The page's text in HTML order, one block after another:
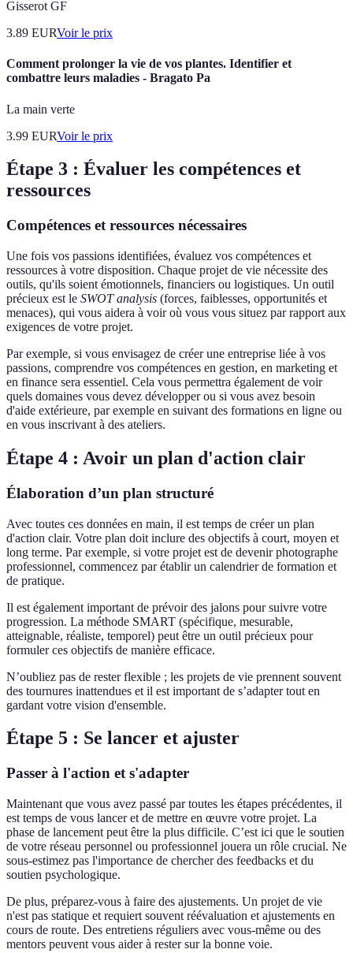
Gisserot GF
3.89 EURVoir le prix
Comment prolonger la vie de vos plantes. Identifier et
combattre leurs maladies - Bragato Pa
La main verte
3.99 EURVoir le prix
Étape 3 : Évaluer les compétences et
ressources
Compétences et ressources nécessaires
Une fois vos passions identifiées, évaluez vos compétences et
ressources à votre disposition. Chaque projet de vie nécessite des
outils, qu'ils soient émotionnels, financiers ou logistiques. Un outil
précieux est le SWOT analysis (forces, faiblesses, opportunités et
menaces), qui vous aidera à voir où vous vous situez par rapport aux
exigences de votre projet.
Par exemple, si vous envisagez de créer une entreprise liée à vos
passions, comprendre vos compétences en gestion, en marketing et
en finance sera essentiel. Cela vous permettra également de voir
quels domaines vous devez développer ou si vous avez besoin
d'aide extérieure, par exemple en suivant des formations en ligne ou
en vous inscrivant à des ateliers.
Étape 4 : Avoir un plan d'action clair
Élaboration d’un plan structuré
Avec toutes ces données en main, il est temps de créer un plan
d'action clair. Votre plan doit inclure des objectifs à court, moyen et
long terme. Par exemple, si votre projet est de devenir photographe
professionnel, commencez par établir un calendrier de formation et
de pratique.
Il est également important de prévoir des jalons pour suivre votre
progression. La méthode SMART (spécifique, mesurable,
atteignable, réaliste, temporel) peut être un outil précieux pour
formuler ces objectifs de manière efficace.
N’oubliez pas de rester flexible ; les projets de vie prennent souvent
des tournures inattendues et il est important de s’adapter tout en
gardant votre vision d'ensemble.
Étape 5 : Se lancer et ajuster
Passer à l'action et s'adapter
Maintenant que vous avez passé par toutes les étapes précédentes, il
est temps de vous lancer et de mettre en œuvre votre projet. La
phase de lancement peut être la plus difficile. C’est ici que le soutien
de votre réseau personnel ou professionnel jouera un rôle crucial. Ne
sous-estimez pas l'importance de chercher des feedbacks et du
soutien psychologique.
De plus, préparez-vous à faire des ajustements. Un projet de vie
n'est pas statique et requiert souvent réévaluation et ajustements en
cours de route. Des entretiens réguliers avec vous-même ou des
mentors peuvent vous aider à rester sur la bonne voie.